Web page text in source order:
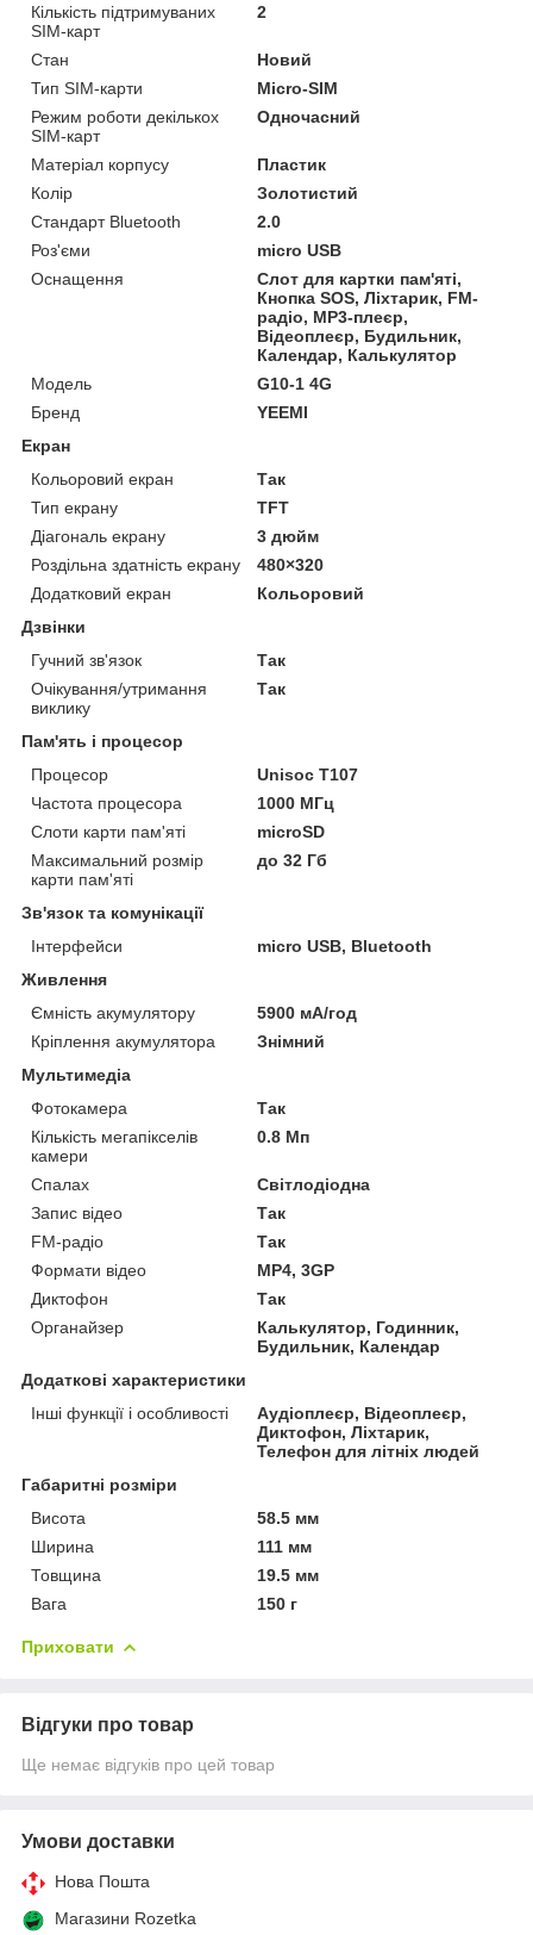
Кількість підтримуваних
SIM-карт
2
Стан
Новий
Тип SIM-карти
Micro-SIM
Режим роботи декількох
SIM-карт
Одночасний
Матеріал корпусу
Пластик
Колір
Золотистий
Стандарт Bluetooth
2.0
Роз'єми
micro USB
Оснащення
Слот для картки пам'яті,
Кнопка SOS, Ліхтарик, FM-
радіо, MP3-плеєр,
Відеоплеєр, Будильник,
Календар, Калькулятор
Модель
G10-1 4G
Бренд
YEEMI
Екран
Кольоровий екран
Так
Тип екрану
TFT
Діагональ екрану
3 дюйм
Роздільна здатність екрану
480×320
Додатковий екран
Кольоровий
Дзвінки
Гучний зв'язок
Так
Очікування/утримання
виклику
Так
Пам'ять і процесор
Процесор
Unisoc T107
Частота процесора
1000 МГц
Слоти карти пам'яті
microSD
Максимальний розмір
карти пам'яті
до 32 Гб
Зв'язок та комунікації
Інтерфейси
micro USB, Bluetooth
Живлення
Ємність акумулятору
5900 мА/год
Кріплення акумулятора
Знімний
Мультимедіа
Фотокамера
Так
Кількість мегапікселів
камери
0.8 Мп
Спалах
Світлодіодна
Запис відео
Так
FM-радіо
Так
Формати відео
MP4, 3GP
Диктофон
Так
Органайзер
Калькулятор, Годинник,
Будильник, Календар
Додаткові характеристики
Інші функції і особливості
Аудіоплеєр, Відеоплеєр,
Диктофон, Ліхтарик,
Телефон для літніх людей
Габаритні розміри
Висота
58.5 мм
Ширина
111 мм
Товщина
19.5 мм
Вага
150 г
Приховати
Відгуки про товар
Ще немає відгуків про цей товар
Умови доставки
Нова Пошта
Магазини Rozetka